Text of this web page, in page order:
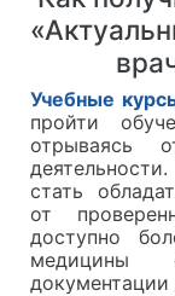
Учебные
пройти
отрываясь
стать
от
доступно
медицины